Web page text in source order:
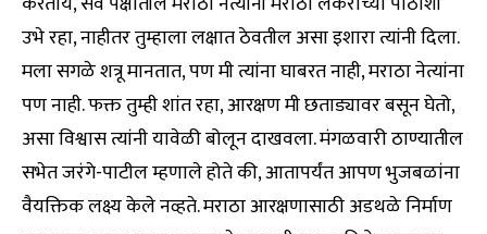
उभे रहा, नाहीतर तुम्हाला लक्षात ठेवतील असा इशारा त्यांनी दिला.
मला सगळे शत्रू मानतात, पण मी त्यांना घाबरत नाही, मराठा नेत्यांना
पण नाही. फक्त तुम्ही शांत रहा, आरक्षण मी छताड्यावर बसून घेतो,
असा विश्वास त्यांनी यावेळी बोलून दाखवला. मंगळवारी ठाण्यातील
सभेत जरंगे-पाटील म्हणाले होते की, आतापर्यंत आपण भुजबळांना
वैयक्तिक लक्ष्य केले नव्हते. मराठा आरक्षणासाठी अडथळे निर्माण